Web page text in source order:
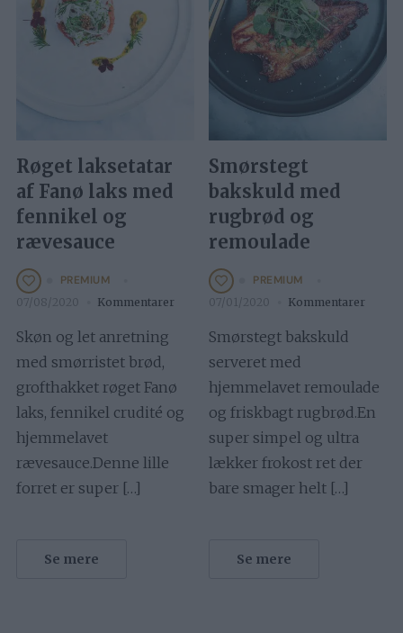
Røget laksetatar
af Fanø laks med
fennikel og
rævesauce
PREMIUM
07/08/2020 Kommentarer
Skøn og let anretning
med smørristet brød,
grofthakket røget Fanø
laks, fennikel crudité og
hjemmelavet
rævesauce.Denne lille
forret er super […]
Se mere
Smørstegt
bakskuld med
rugbrød og
remoulade
PREMIUM
07/01/2020 Kommentarer
Smørstegt bakskuld
serveret med
hjemmelavet remoulade
og friskbagt rugbrød.En
super simpel og ultra
lækker frokost ret der
bare smager helt […]
Se mere